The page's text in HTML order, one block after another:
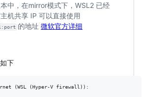
中，在mirror模式下，WSL2 已经
机共享 IP 可以直接使用
的地址微软官方详细
下
(WSL (Hyper-V firewall)):